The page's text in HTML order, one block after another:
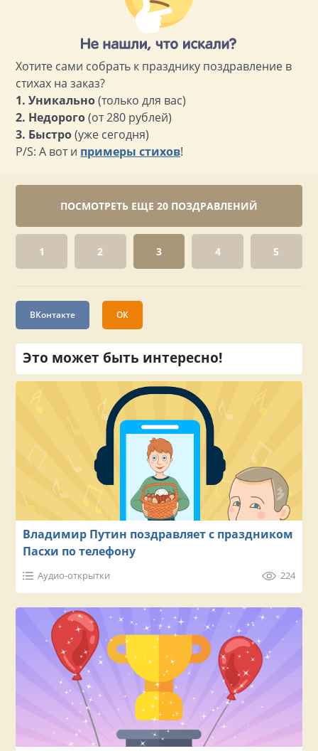
Хотите сами собрать к празднику поздравление в
стихах на заказ?
1. Уникально(только для вас)
2. Недорого(от 280 рублей)
3. Быстро(уже сегодня)
P/S: А вот и примеры стихов!
ПОСМОТРЕТЬ ЕЩЕ 20 ПОЗДРАВЛЕНИЙ
1 2 3 4 5
ВКонтакте ОК
Это может быть интересно!
Владимир Путин поздравляет с праздником
Пасхи по телефону
Аудио-открытки 224